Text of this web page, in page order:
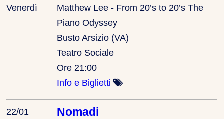
Venerdì
Matthew Lee - From 20’s to 20’s The
Piano Odyssey
Busto Arsizio (VA)
Teatro Sociale
Ore 21:00
Info e Biglietti
22/01
Nomadi